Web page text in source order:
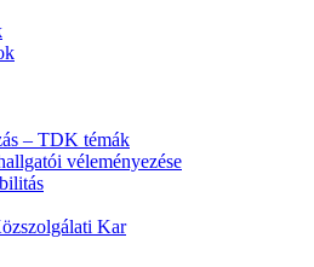
– TDK témák
véleményezése
Kar